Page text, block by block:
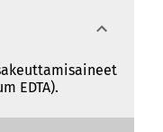
EDTA).